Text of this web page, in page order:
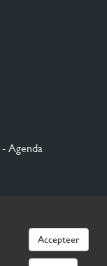
- Agenda
Accepteer